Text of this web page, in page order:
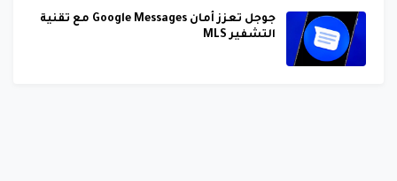
جوجل تعزز أمان Google Messages مع تقنية
التشفير MLS